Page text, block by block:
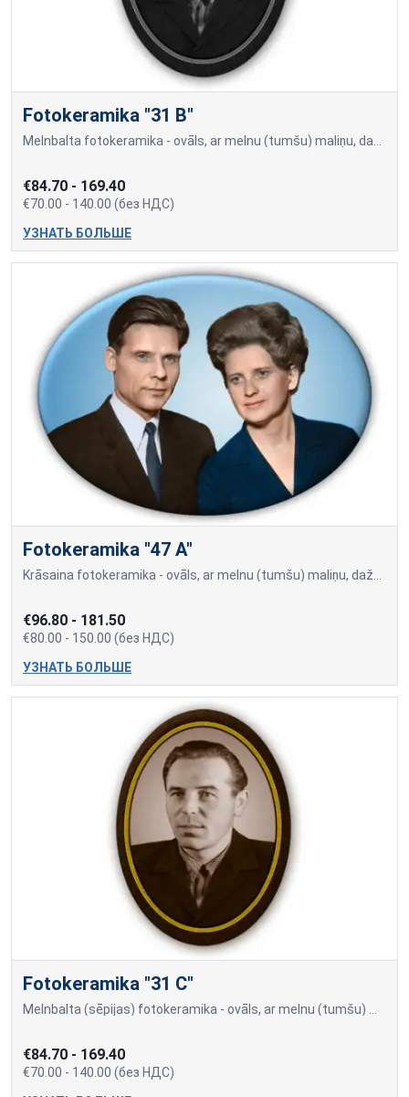
Fotokeramika "31 B"
€84.70 - 169.40
€70.00 - 140.00 (без НДС)
УЗНАТЬ БОЛЬШЕ
Fotokeramika "47 A"
€96.80 - 181.50
€80.00 - 150.00 (без НДС)
УЗНАТЬ БОЛЬШЕ
Fotokeramika "31 C"
€84.70 - 169.40
€70.00 - 140.00 (без НДС)